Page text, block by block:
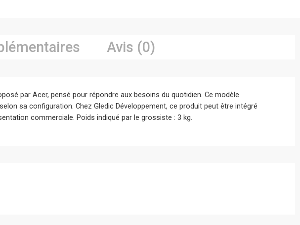
Avis (0)
par Acer, pensé pour répondre aux besoins du quotidien. Ce modèle
sa configuration. Chez Gledic Développement, ce produit peut être intégré
commerciale. Poids indiqué par le grossiste : 3 kg.